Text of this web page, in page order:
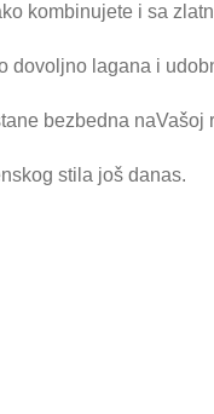
kombinujete i sa
lagana i
bezbedna naVašoj
stila još danas.